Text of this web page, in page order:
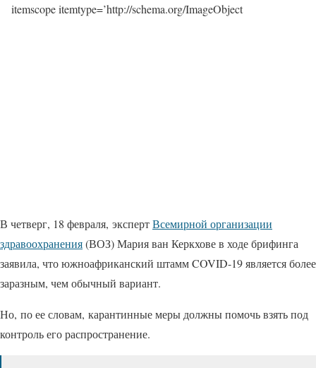
itemscope itemtype=’http://schema.org/ImageObject
В четверг, 18 февраля, экспертВсемирной организации
здравоохранения(ВОЗ) Мария ван Керкхове в ходе брифинга
заявила, что южноафриканский штамм COVID-19 является более
заразным, чем обычный вариант.
Но, по ее словам, карантинные меры должны помочь взять под
контроль его распространение.